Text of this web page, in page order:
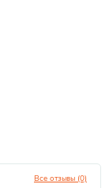
Все отзывы (0)